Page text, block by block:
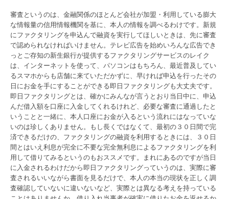
審査というのは、金融関係のほとんど会社が加盟・利用している膨大
な情報量の信用情報機関を基に、本人の情報を調べるわけです。新規
にファクタリングを申込んで融資を実行してほしいときは、先に審査
で認められなければいけません。テレビ広告を始めいろんな広告でき
っとご存知の新生銀行が提供するファクタリングサービスのレイク
は、インターネットを使って、パソコンはもちろん、最近普及してい
るスマホからも店舗に来ていただかずに、早ければ申込を行ったその
日にお金を手にすることができる即日ファクタリングも大丈夫です。
即日ファクタリングとは、確かにみんなが言うとおり当日中に、申込
んだ借入額を口座に入金してくれるけれど、必要な審査に通過したと
いうことと一緒に、本人口座にお金が入るという流れにはなっていな
いのは珍しくありません。もし長くではなくて、最初の３０日間で完
済できるだけの、ファクタリングの融資を利用するときには、３０日
間とはいえ利息が完全に不要な完全無利息によるファクタリングを利
用して借りてみるというのもおススメです。まれにあるのですが当日
に入金されるわけだから即日ファクタリングっていうのは、実際に審
査されるいいながら書面を見るだけで、本人の本当の現状を正しく調
査確認していないに違いないなど、実際とは異なる考えを持っている